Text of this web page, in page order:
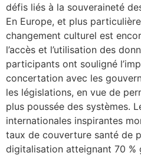
défis liés à la souveraineté
En Europe, et plus
changement culturel est
l’accès et l’utilisation des
participants ont souligné
concertation avec les
les législations, en vue de
plus poussée des systèmes.
internationales inspirantes
taux de couverture santé de
digitalisation atteignant 70 %